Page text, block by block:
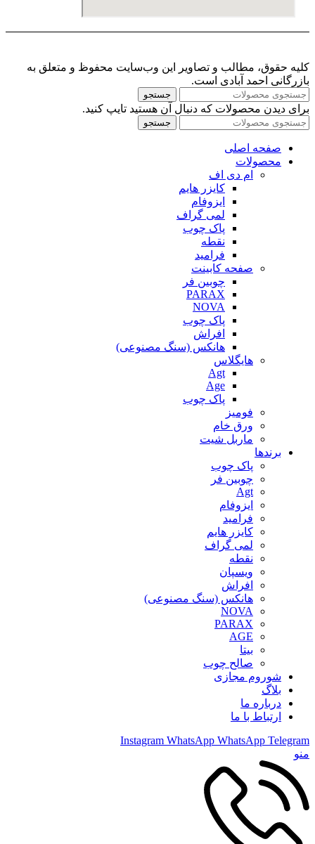
کلیه حقوق، مطالب و تصاویر این وب‌سایت محفوظ و متعلق به
بازرگانی احمد آبادی است.
جستجو
برای دیدن محصولات که دنبال آن هستید تایپ کنید.
جستجو
صفحه اصلی
محصولات
ام دی اف
کایزر هایم
ایزوفام
لمی گراف
پاک چوب
نقطه
فرامید
صفحه کابینت
چوبین فر
PARAX
NOVA
پاک چوب
افراش
هانکس (سنگ مصنوعی)
هایگلاس
Agt
Age
پاک چوب
فومیز
ورق خام
ماربل شیت
برندها
پاک چوب
چوبین فر
Agt
ایزوفام
فرامید
کایزر هایم
لمی گراف
نقطه
ویسپان
افراش
هانکس (سنگ مصنوعی)
NOVA
PARAX
AGE
بیتا
صالح چوب
شوروم مجازی
بلاگ
درباره ما
ارتباط با ما
Instagram WhatsApp WhatsApp Telegram
منو